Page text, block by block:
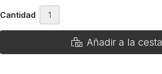
Cantidad
Añadir a la cesta